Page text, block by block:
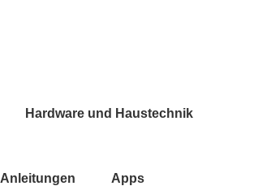
Hardware und Haustechnik
Anleitungen Apps